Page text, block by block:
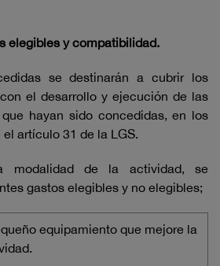
elegibles y compatibilidad.
se destinarán a cubrir los
el desarrollo y ejecución de las
hayan sido concedidas, en los
artículo 31 de la LGS.
modalidad de la actividad, se
gastos elegibles y no elegibles;
equipamiento que mejore la